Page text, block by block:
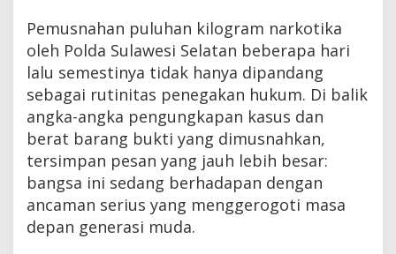
Pemusnahan puluhan kilogram narkotika
oleh Polda Sulawesi Selatan beberapa hari
lalu semestinya tidak hanya dipandang
sebagai rutinitas penegakan hukum. Di balik
angka-angka pengungkapan kasus dan
berat barang bukti yang dimusnahkan,
tersimpan pesan yang jauh lebih besar:
bangsa ini sedang berhadapan dengan
ancaman serius yang menggerogoti masa
depan generasi muda.